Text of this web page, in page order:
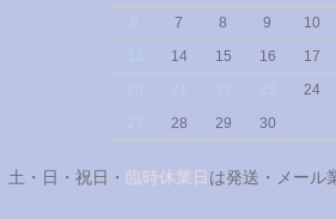
7 8 9 10
14 15 16 17
24
28 29 30
土・日・祝日・ 臨時休業日 は発送・メール